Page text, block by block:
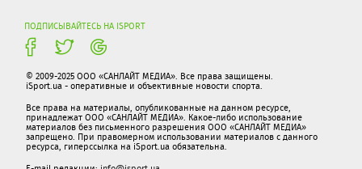
ПОДПИСЫВАЙТЕСЬ НА ISPORT
© 2009-2025 ООО «САНЛАЙТ МЕДИА». Все права защищены.
iSport.ua - оперативные и объективные новости спорта.
Все права на материалы, опубликованные на данном ресурсе,
принадлежат ООО «САНЛАЙТ МЕДИА». Какое-либо использование
материалов без письменного разрешения ООО «САНЛАЙТ МЕДИА»
запрещено. При правомерном использовании материалов с данного
ресурса, гиперссылка на iSport.ua обязательна.